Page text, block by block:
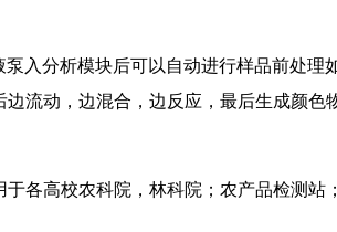
入分析模块后可以自动进行样品前处
流动，边混合，边反应，最后生成颜
各高校农科院，林科院；农产品检测